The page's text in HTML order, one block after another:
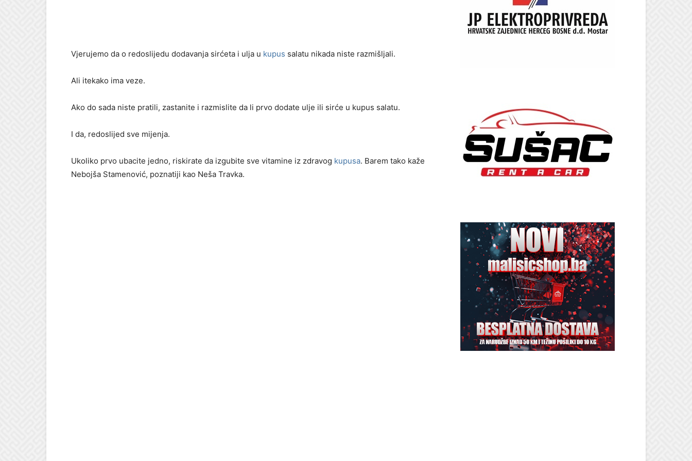
Vjerujemo da o redoslijedu dodavanja sirćeta i ulja u kupus salatu nikada niste razmišljali.
Ali itekako ima veze.
Ako do sada niste pratili, zastanite i razmislite da li prvo dodate ulje ili sirće u kupus salatu.
I da, redoslijed sve mijenja.
Ukoliko prvo ubacite jedno, riskirate da izgubite sve vitamine iz zdravog kupusa. Barem tako kaže
Nebojša Stamenović, poznatiji kao Neša Travka.